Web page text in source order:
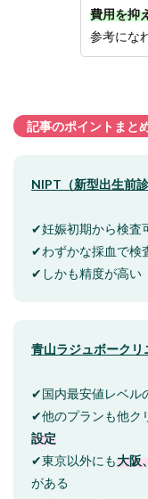
費用を抑
参考にな
記事のポイントまと
NIPT（新型出生前
✔妊娠初期から検査
✔わずかな採血で検
✔しかも精度が高い
青山ラジュボークリ
✔国内最安値レベル
✔他のプランも他ク
設定
✔東京以外にも大阪
がある